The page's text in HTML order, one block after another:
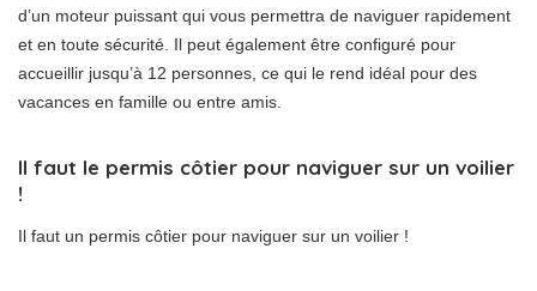
d’un moteur puissant qui vous permettra de naviguer rapidement
et en toute sécurité. Il peut également être configuré pour
accueillir jusqu’à 12 personnes, ce qui le rend idéal pour des
vacances en famille ou entre amis.
Il faut le permis côtier pour naviguer sur un voilier
!
Il faut un permis côtier pour naviguer sur un voilier !